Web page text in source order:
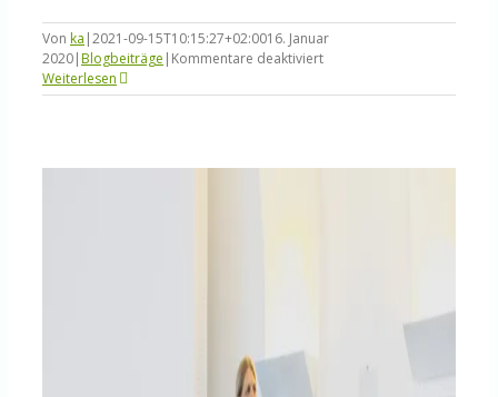
Von ka |2021-09-15T10:15:27+02:0016. Januar
2020|Blogbeiträge | Kommentare deaktiviertfür
Wachstumskurs
Weiterlesen